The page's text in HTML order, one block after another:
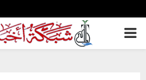
PRIMARY